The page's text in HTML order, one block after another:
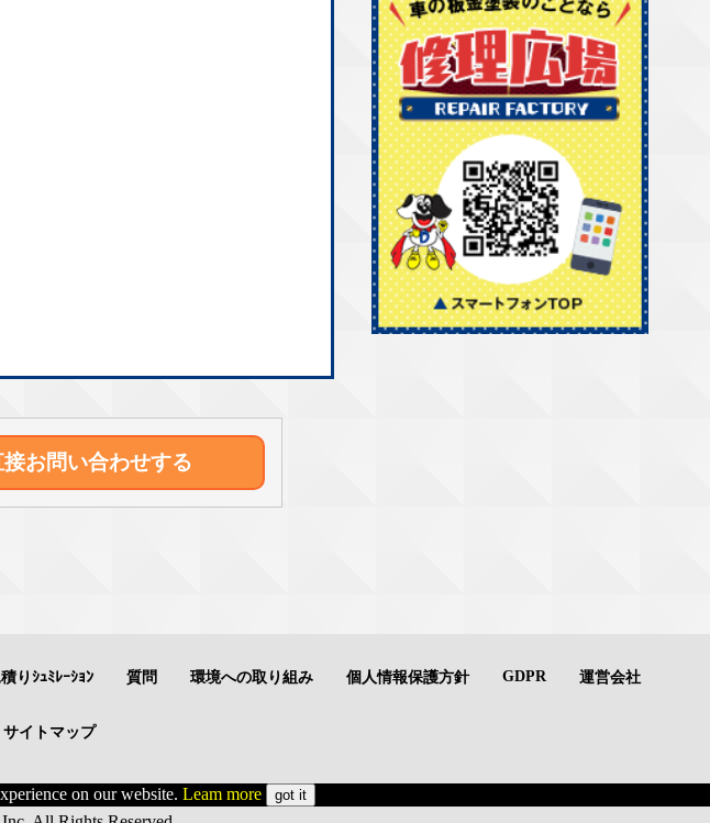
接お問い合わせする
積りｼｭﾐﾚｰｼｮﾝ 質問 環境への取り組み 個人情報保護方針 GDPR 運営会社
サイトマップ
on our website. Leam more got it